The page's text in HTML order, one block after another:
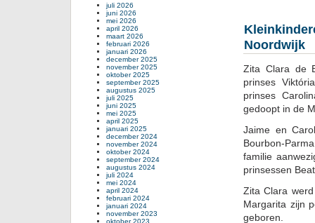
zich
nu
Noordwijk
Zita Clara de
prinses
prinses
gedoopt in de
Jaime en
Bourbon-
familie
prinsessen
Zita Clara
Margarita zijn
geboren.
juli 2026
juni 2026
mei 2026
april 2026
maart 2026
februari 2026
januari 2026
december 2025
november 2025
oktober 2025
september 2025
augustus 2025
juli 2025
juni 2025
mei 2025
april 2025
januari 2025
december 2024
november 2024
oktober 2024
september 2024
augustus 2024
juli 2024
mei 2024
april 2024
februari 2024
januari 2024
november 2023
oktober 2023